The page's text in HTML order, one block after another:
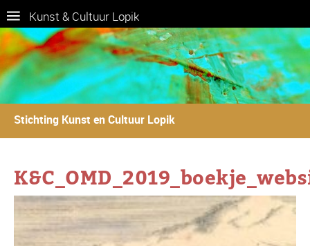
Kunst & Cultuur Lopik
Stichting Kunst en Cultuur Lopik